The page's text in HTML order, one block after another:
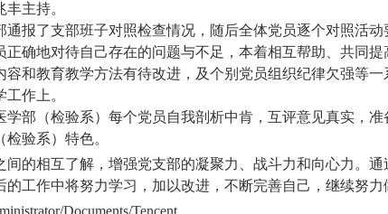
主持。
通报了支部班子对照检查情况，随后全体党员逐个对照活
正确地对待自己存在的问题与不足，本着相互帮助、共同
容和教育教学方法有待改进，及个别党员组织纪律欠强等
作上。
学部（检验系）每个党员自我剖析中肯，互评意见真实，
验系）特色。
间的相互了解，增强党支部的凝聚力、战斗力和向心力。
工作中将努力学习，加以改进，不断完善自己，继续努力